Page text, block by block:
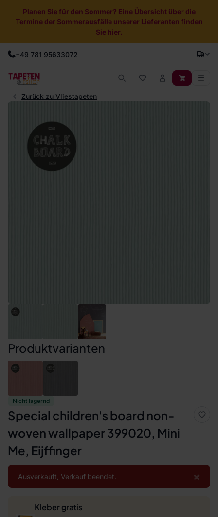
Planen Sie für den Sommer? Eine Übersicht über die
Termine der Sommerausfälle unserer Lieferanten finden
Sie hier.
+49 781 95633072
Zurück zu Vliestapeten
Nicht lagernd
Special children's board non-
woven wallpaper 399020, Mini
Me, Eijffinger
×
Ausverkauft, Verkauf beendet.
Kleber gratis
Produktvarianten